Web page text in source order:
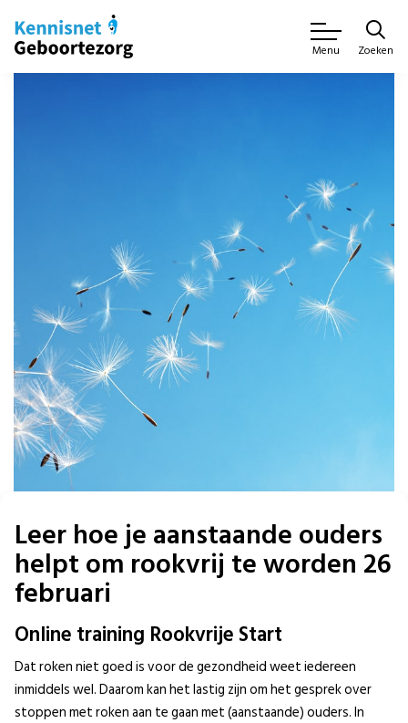
Menu Zoeken
Leer hoe je aanstaande ouders
helpt om rookvrij te worden 26
februari
Online training Rookvrije Start
Dat roken niet goed is voor de gezondheid weet iedereen
inmiddels wel. Daarom kan het lastig zijn om het gesprek over
stoppen met roken aan te gaan met (aanstaande) ouders. In